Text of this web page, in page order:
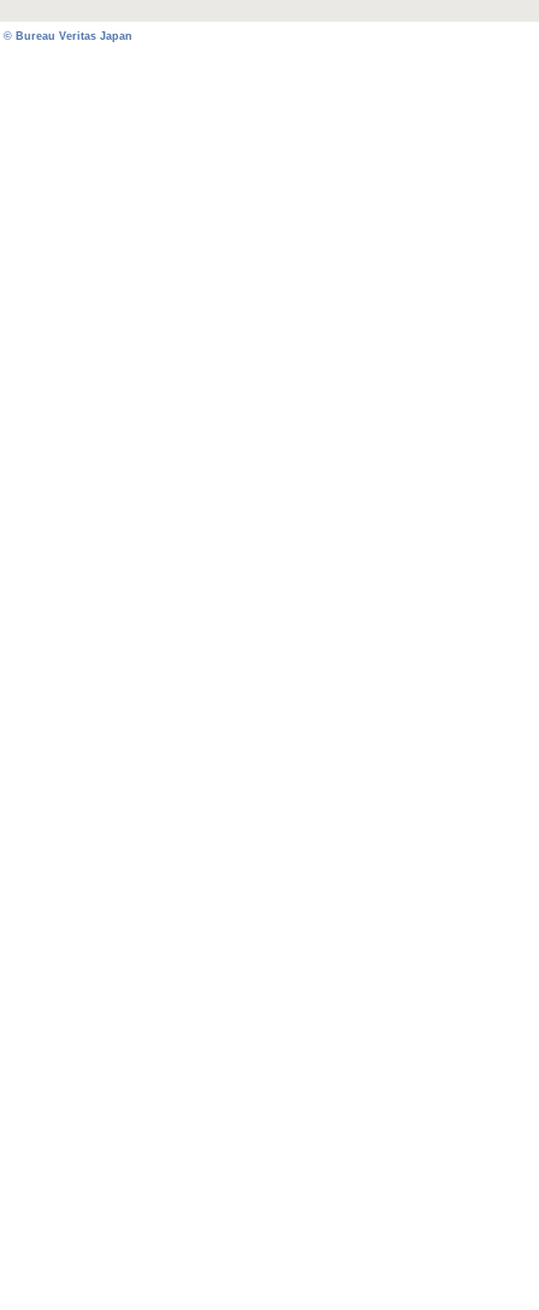
© Bureau Veritas Japan